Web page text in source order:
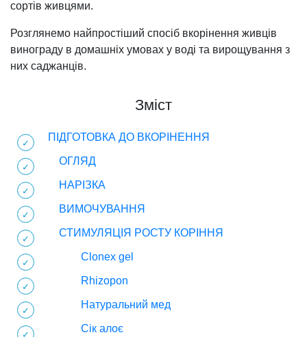
сортів живцями.
Розглянемо найпростіший спосіб вкорінення живців
винограду в домашніх умовах у воді та вирощування з
них саджанців.
Зміст
ПІДГОТОВКА ДО ВКОРІНЕННЯ
ОГЛЯД
НАРІЗКА
ВИМОЧУВАННЯ
СТИМУЛЯЦІЯ РОСТУ КОРІННЯ
Clonex gel
Rhizopon
Натуральний мед
Сік алоє